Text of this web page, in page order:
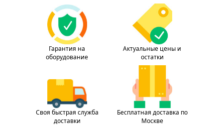
Гарантия на
оборудование
Актуальные цены и
остатки
Своя быстрая служба
доставки
Бесплатная доставка по
Москве